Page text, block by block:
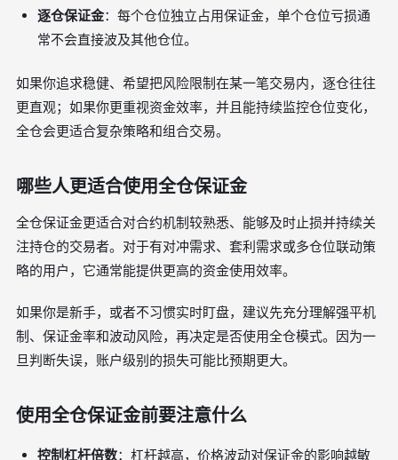
逐仓保证金：每个仓位独立占用保证金，单个仓位亏损通
常不会直接波及其他仓位。
如果你追求稳健、希望把风险限制在某一笔交易内，逐仓往往
更直观；如果你更重视资金效率，并且能持续监控仓位变化，
全仓会更适合复杂策略和组合交易。
哪些人更适合使用全仓保证金
全仓保证金更适合对合约机制较熟悉、能够及时止损并持续关
注持仓的交易者。对于有对冲需求、套利需求或多仓位联动策
略的用户，它通常能提供更高的资金使用效率。
如果你是新手，或者不习惯实时盯盘，建议先充分理解强平机
制、保证金率和波动风险，再决定是否使用全仓模式。因为一
旦判断失误，账户级别的损失可能比预期更大。
使用全仓保证金前要注意什么
控制杠杆倍数：杠杆越高，价格波动对保证金的影响越敏